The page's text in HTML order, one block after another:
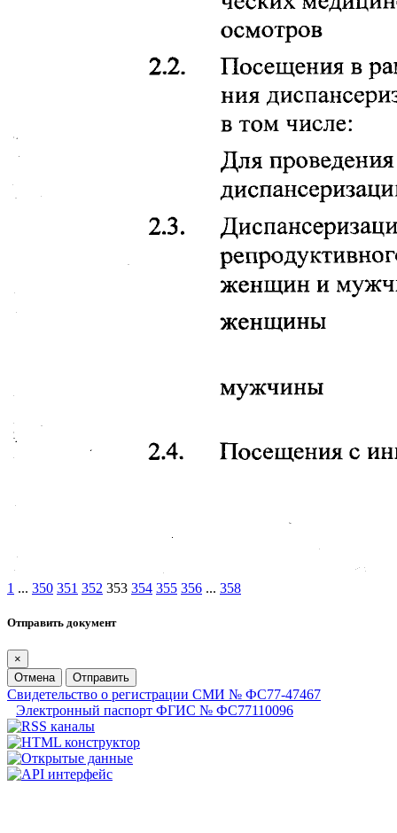
1 ... 350 351 352 353 354 355 356 ... 358
Отправить документ
×
Отмена
Отправить
Свидетельство о регистрации СМИ № ФС77-47467
Электронный паспорт ФГИС № ФС77110096